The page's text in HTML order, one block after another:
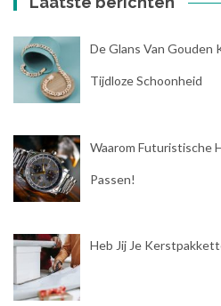
De Glans Van Gouden
Tijdloze Schoonheid
Waarom Futuristische
Passen!
Heb Jij Je